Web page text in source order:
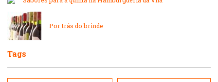
Lanchonetes
Padarias e Confeitarias
Pizzarias
Por trás do brinde
Tags